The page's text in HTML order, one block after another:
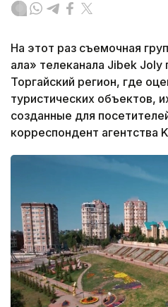
На этот раз съемочная
қала» телеканала Jibek
Торгайский регион, где
туристических объектов,
созданные для
корреспондент агентства